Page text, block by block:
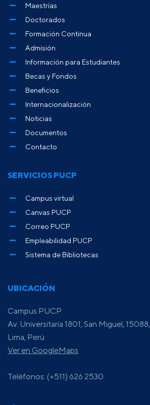
UBICACIÓN
Campus PUCP
Av. Universitaria 1801, San Miguel, 15088,
Lima, Perú
Ver en GoogleMaps
Teléfonos: (+511) 626 2530
Maestrías
Doctorados
Formación Continua
Admisión
Información para Estudiantes
Becas y Fondos
Beneficios
Internacionalización
Noticias
Documentos
Contacto
SERVICIOS PUCP
Campus virtual
Canvas PUCP
Correo PUCP
Empleabilidad PUCP
Sistema de Bibliotecas